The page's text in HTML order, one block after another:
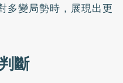
多變局勢時，展現出更
斷